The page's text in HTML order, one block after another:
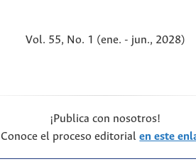
Vol. 55, No. 1 (ene. - jun., 2028)
¡Publica con nosotros!
Conoce el proceso editorialen este